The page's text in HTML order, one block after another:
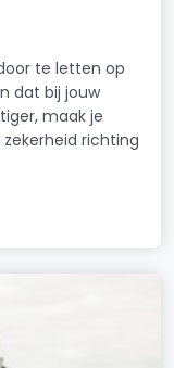
te letten op
dat bij jouw
maak je
richting